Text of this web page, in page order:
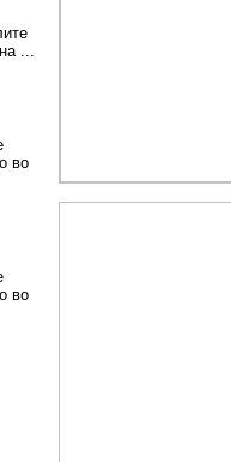
...
во
во